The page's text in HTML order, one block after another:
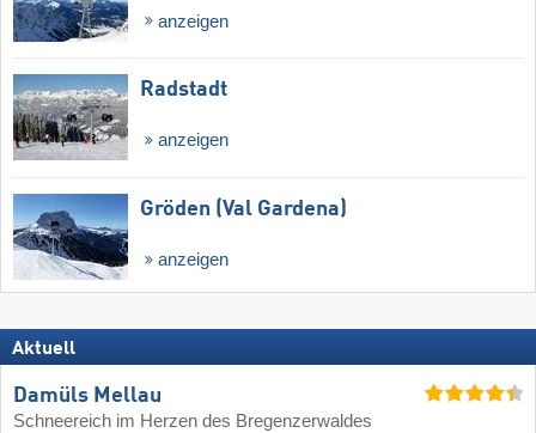
anzeigen
Radstadt
anzeigen
Gröden (Val Gardena)
anzeigen
Aktuell
Damüls Mellau
Schneereich im Herzen des Bregenzerwaldes